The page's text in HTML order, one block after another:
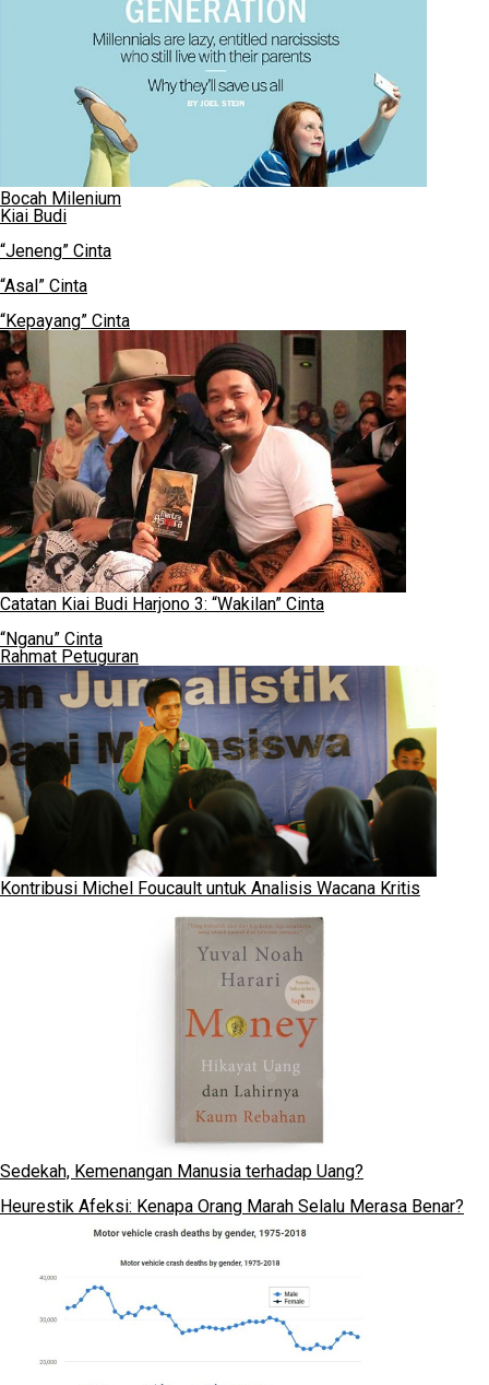
Bocah Milenium
Kiai Budi
“Jeneng” Cinta
“Asal” Cinta
“Kepayang” Cinta
Catatan Kiai Budi Harjono 3: “Wakilan” Cinta
“Nganu” Cinta
Rahmat Petuguran
Kontribusi Michel Foucault untuk Analisis Wacana Kritis
Sedekah, Kemenangan Manusia terhadap Uang?
Heurestik Afeksi: Kenapa Orang Marah Selalu Merasa Benar?